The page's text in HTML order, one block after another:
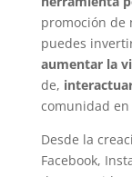
promoción de
puedes
aumentar la
de,
comunidad
Desde la
Facebook,